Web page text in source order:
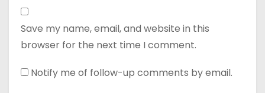
Save my name, email, and website in this
browser for the next time I comment.
Notify me of follow-up comments by email.